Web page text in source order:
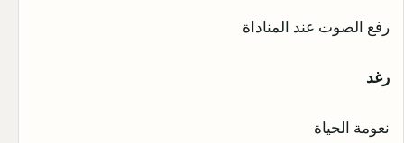
رفع الصوت عند المناداة
رغد
نعومة الحياة